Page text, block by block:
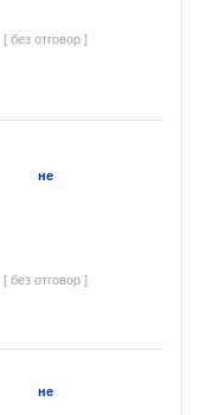
[ без отговор ]
не
[ без отговор ]
не